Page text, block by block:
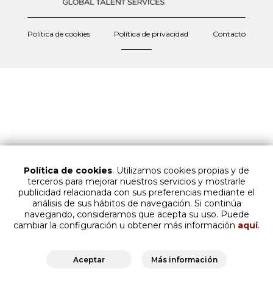
Política de cookies Política de privacidad Contacto
Política de cookies. Utilizamos cookies propias y de
terceros para mejorar nuestros servicios y mostrarle
publicidad relacionada con sus preferencias mediante el
análisis de sus hábitos de navegación. Si continúa
navegando, consideramos que acepta su uso. Puede
cambiar la configuración u obtener más información aquí.
Aceptar Más información